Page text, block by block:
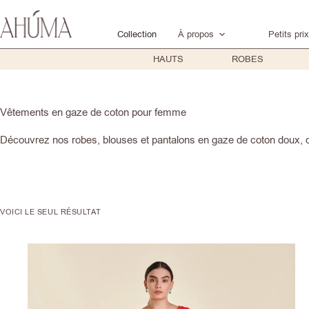
au
contenu
Collection À propos Petits prix
HAUTS ROBES
Vêtements en gaze de coton pour femme
Découvrez nos robes, blouses et pantalons en gaze de coton
VOICI LE SEUL RÉSULTAT